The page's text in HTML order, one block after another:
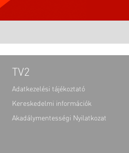
TV2
Adatkezelési tájékoztató
Kereskedelmi információk
Akadálymentességi Nyilatkozat